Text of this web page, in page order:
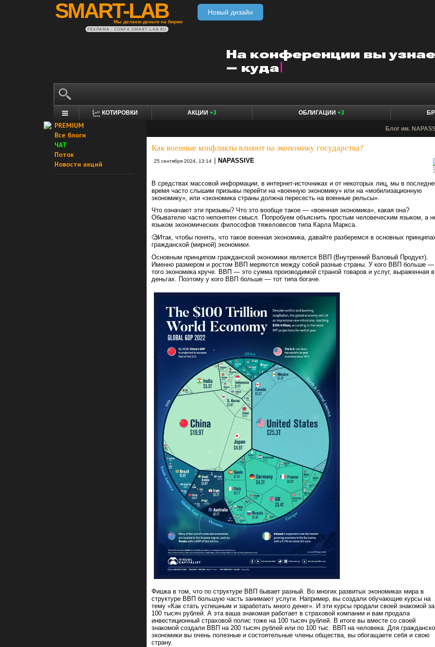
SMART-LAB
Мы делаем деньги на бирже
Новый дизайн
РЕКЛАМА • CONFA.SMART-LAB.RU
КОТИРОВКИ АКЦИИ +3 ОБЛИГАЦИИ +3
PREMIUM
Все блоги
ЧАТ
Поток
Новости акций
Блог им.
Как военные конфликты влияют на экономику государства?
25 сентября 2024, 13:14 NAPASSIVE
В средствах массовой информации, в интернет-источниках и от некоторых лиц, мы в
время часто слышим призывы перейти на «военную экономику» или на «мобилизационную
экономику», или «экономика страны должна пересесть на военные рельсы».
Что означают эти призывы? Что это вообще такое — «военная экономика», какая она?
Обывателю часто непонятен смысл. Попробуем объяснить простым человеческим языком, а
языком экономических философов тяжеловесов типа Карла Маркса.
🧐Итак, чтобы понять, что такое военная экономика, давайте разберемся в основных
гражданской (мирной) экономики.
Основным принципом гражданской экономики является ВВП (Внутренний Валовый Продукт).
Именно размером и ростом ВВП меряются между собой разные страны. У кого ВВП больше —
того экономика круче. ВВП — это сумма производимой страной товаров и услуг, выраженная в
деньгах. Поэтому у кого ВВП больше — тот типа богаче.
Фишка в том, что по структуре ВВП бывает разный. Во многих развитых экономиках мира в
структуре ВВП большую часть занимают услуги. Например, вы создали обучающие курсы на
тему «Как стать успешным и заработать много денег». И эти курсы продали своей знакомой за
100 тысяч рублей. А эта ваша знакомая работает в страховой компании и вам продала
инвестиционный страховой полис тоже на 100 тысяч рублей. В итоге вы вместе со своей
знакомой создали ВВП на 200 тысяч рублей или по 100 тыс. ВВП на человека. Для
экономики вы очень полезные и состоятельные члены общества, вы обогащаете себя и свою
страну.